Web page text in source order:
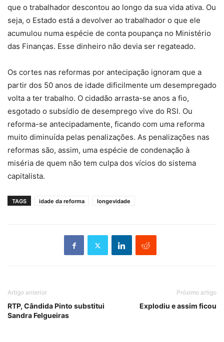
que o trabalhador descontou ao longo da sua vida ativa. Ou
seja, o Estado está a devolver ao trabalhador o que ele
acumulou numa espécie de conta poupança no Ministério
das Finanças. Esse dinheiro não devia ser regateado.
Os cortes nas reformas por antecipação ignoram que a
partir dos 50 anos de idade dificilmente um desempregado
volta a ter trabalho. O cidadão arrasta-se anos a fio,
esgotado o subsídio de desemprego vive do RSI. Ou
reforma-se antecipadamente, ficando com uma reforma
muito diminuída pelas penalizações. As penalizações nas
reformas são, assim, uma espécie de condenação à
miséria de quem não tem culpa dos vícios do sistema
capitalista.
TAGS idade da reforma longevidade
Artigo anterior
RTP, Cândida Pinto substitui
Sandra Felgueiras
Próximo artigo
Explodiu e assim ficou